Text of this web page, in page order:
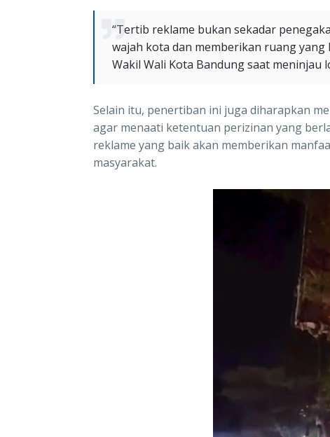
“Tertib reklame bukan sekadar
wajah kota dan memberikan ruang
Wakil Wali Kota Bandung saat meninjau
Selain itu, penertiban ini juga diharapkan
agar menaati ketentuan perizinan yang
reklame yang baik akan memberikan
masyarakat.